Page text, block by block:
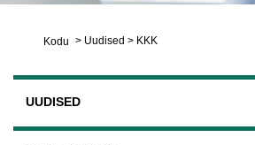
Kodu > Uudised > KKK
UUDISED